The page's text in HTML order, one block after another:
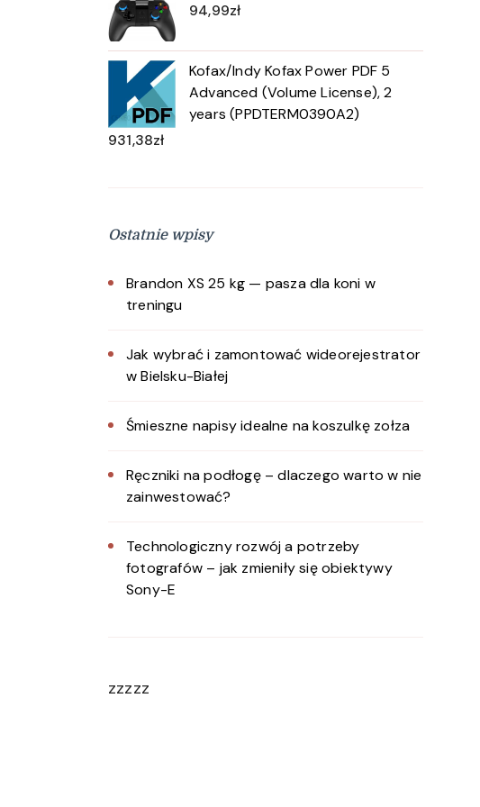
94,99zł
Kofax/Indy Kofax Power PDF 5
Advanced (Volume License), 2
years (PPDTERM0390A2)
931,38zł
Ostatnie wpisy
Brandon XS 25 kg — pasza dla koni w
treningu
Jak wybrać i zamontować wideorejestrator
w Bielsku-Białej
Śmieszne napisy idealne na koszulkę zołza
Ręczniki na podłogę – dlaczego warto w nie
zainwestować?
Technologiczny rozwój a potrzeby
fotografów – jak zmieniły się obiektywy
Sony-E
zzzzz